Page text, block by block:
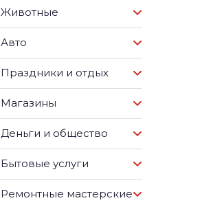
Животные
Авто
Праздники и отдых
Магазины
Деньги и общество
Бытовые услуги
Ремонтные мастерские